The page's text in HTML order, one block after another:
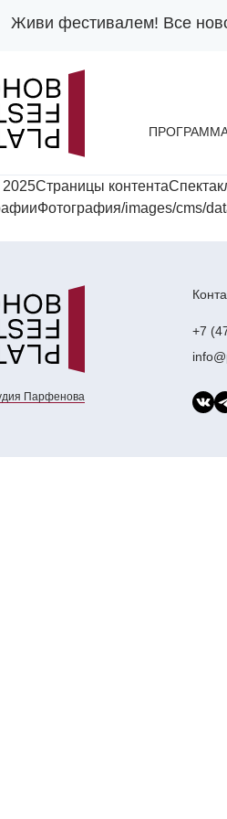
Живи фестивалем! Все
images/cms/
+7
Парфенова